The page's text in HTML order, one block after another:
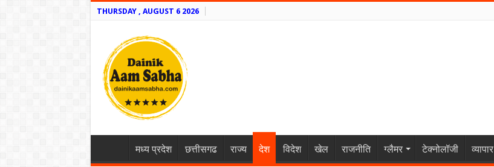
THURSDAY , AUGUST 6 2026
मध्य प्रदेश छत्तीसगढ राज्य देश विदेश खेल राजनीति ग्लैमर टेक्नोलॉजी व्यापार